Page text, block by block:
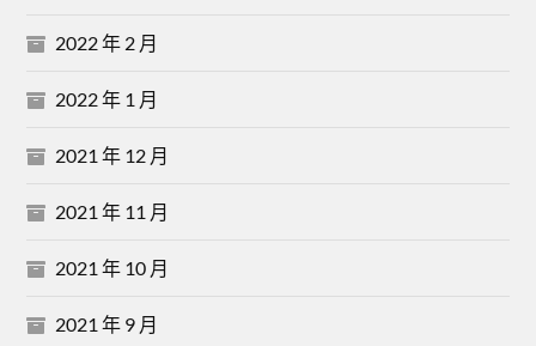
2022 年 2 月
2022 年 1 月
2021 年 12 月
2021 年 11 月
2021 年 10 月
2021 年 9 月